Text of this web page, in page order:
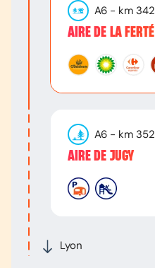
Lyon
A6 - km 342
AIRE DE LA FERTÉ
A6 - km 352
AIRE DE JUGY